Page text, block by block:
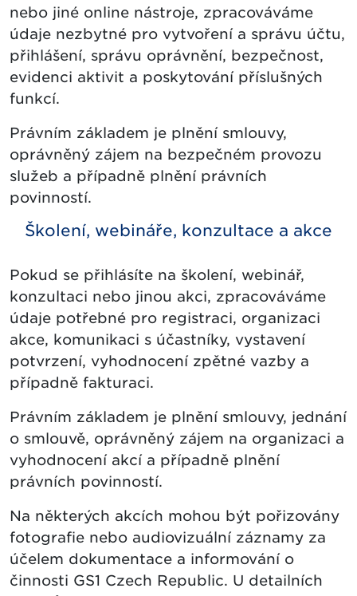
nebo jiné online nástroje, zpracováváme
údaje nezbytné pro vytvoření a správu účtu,
přihlášení, správu oprávnění, bezpečnost,
evidenci aktivit a poskytování příslušných
funkcí.
Právním základem je plnění smlouvy,
oprávněný zájem na bezpečném provozu
služeb a případně plnění právních
povinností.
Školení, webináře, konzultace a akce
Pokud se přihlásíte na školení, webinář,
konzultaci nebo jinou akci, zpracováváme
údaje potřebné pro registraci, organizaci
akce, komunikaci s účastníky, vystavení
potvrzení, vyhodnocení zpětné vazby a
případně fakturaci.
Právním základem je plnění smlouvy, jednání
o smlouvě, oprávněný zájem na organizaci a
vyhodnocení akcí a případně plnění
právních povinností.
Na některých akcích mohou být pořizovány
fotografie nebo audiovizuální záznamy za
účelem dokumentace a informování o
činnosti GS1 Czech Republic. U detailních